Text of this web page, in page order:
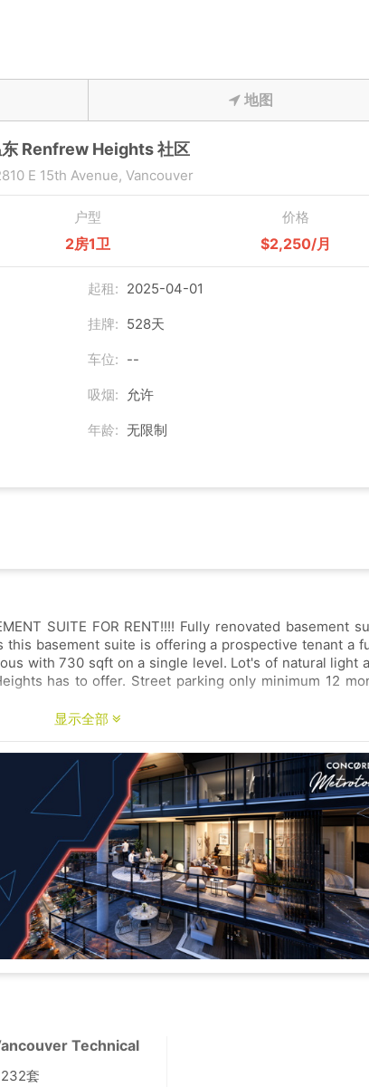
地图
Renfrew Heights社区
E 15th Avenue, Vancouver
户型
2房1卫
价格
$2,250/月
起租: 2025-04-01
挂牌: 528天
车位: --
吸烟: 允许
年龄: 无限制
RENT!!!! Fully renovated basement suite
with 730 sqft on a single level. Lot's of natural light
only minimum 12 month
显示全部
Technical
232套